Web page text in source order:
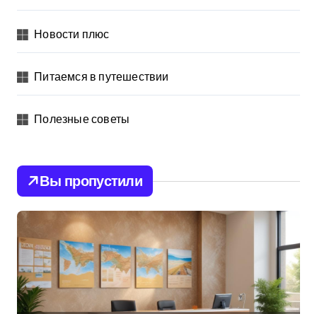
Новости плюс
Питаемся в путешествии
Полезные советы
Вы пропустили